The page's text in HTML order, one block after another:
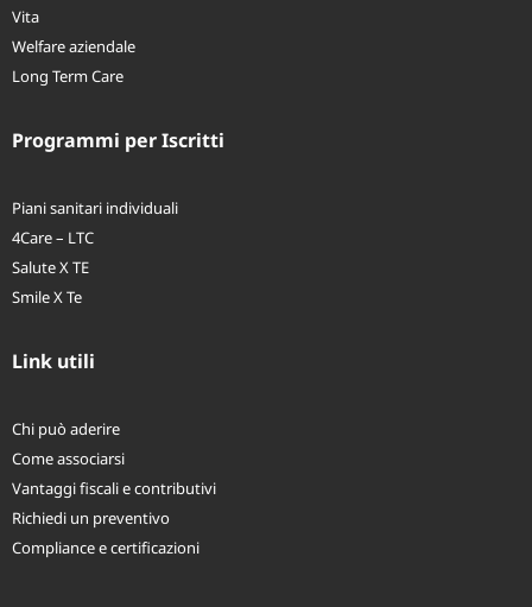
Vita
Welfare aziendale
Long Term Care
Programmi per Iscritti
Piani sanitari individuali
4Care – LTC
Salute X TE
Smile X Te
Link utili
Chi può aderire
Come associarsi
Vantaggi fiscali e contributivi
Richiedi un preventivo
Compliance e certificazioni